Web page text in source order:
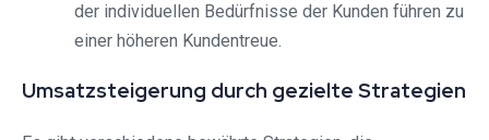
der individuellen Bedürfnisse der Kunden führen zu
einer höheren Kundentreue.
Umsatzsteigerung durch gezielte Strategien